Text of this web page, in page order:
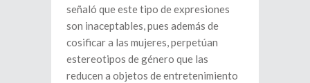
señaló que este tipo de expresiones
son inaceptables, pues además de
cosificar a las mujeres, perpetúan
estereotipos de género que las
reducen a objetos de entretenimiento